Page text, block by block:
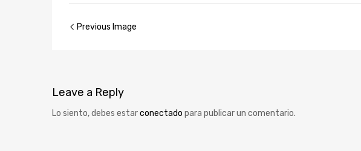
Previous Image
Leave a Reply
Lo siento, debes estarconectado para publicar un comentario.